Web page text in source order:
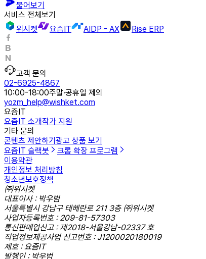
물어보기
서비스 전체보기
위시켓
요즘IT AIDP - AX Rise ERP
고객 문의
02-6925-4867
10:00-18:00주말·공휴일 제외
yozm_help@wishket.com
요즘IT
요즘IT 소개작가 지원
기타 문의
콘텐츠 제안하기 광고 상품 보기
요즘IT 슬랙봇
크롬 확장 프로그램
이용약관
개인정보 처리방침
청소년보호정책
㈜위시켓
대표이사 : 박우범
서울특별시 강남구 테헤란로 211 3층 ㈜위시켓
사업자등록번호 : 209-81-57303
통신판매업신고 : 제2018-서울강남-02337 호
직업정보제공사업 신고번호 : J1200020180019
제호 : 요즘IT
발행인 : 박우범